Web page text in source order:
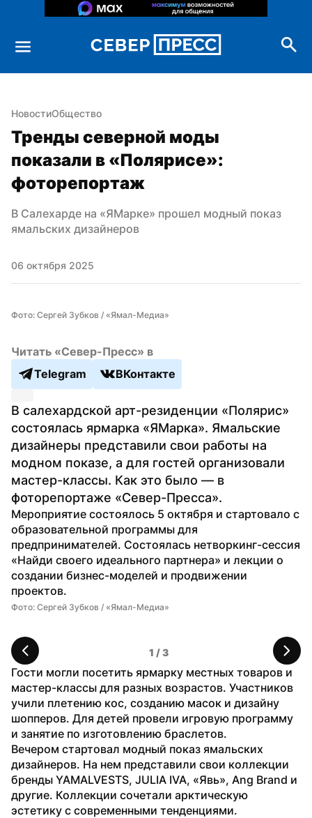
НовостиОбщество
Тренды северной моды
показали в «Полярисе»:
фоторепортаж
В Салехарде на «ЯМарке» прошел модный показ
ямальских дизайнеров
06 октября 2025
Фото: Сергей Зубков / «Ямал-Медиа»
Читать «Север-Пресс» в
Telegram
ВКонтакте
В салехардской арт-резиденции «Полярис»
состоялась ярмарка «ЯМарка». Ямальские
дизайнеры представили свои работы на
модном показе, а для гостей организовали
мастер-классы. Как это было — в
фоторепортаже «Север-Пресса».
Мероприятие состоялось 5 октября и стартовало с
образовательной программы для
предпринимателей. Состоялась нетворкинг-сессия
«Найди своего идеального партнера» и лекции о
создании бизнес-моделей и продвижении
проектов.
1 / 3
Фото: Сергей Зубков / «Ямал-Медиа»
Гости могли посетить ярмарку местных товаров и
мастер-классы для разных возрастов. Участников
учили плетению кос, созданию масок и дизайну
шопперов. Для детей провели игровую программу
и занятие по изготовлению браслетов.
Вечером стартовал модный показ ямальских
дизайнеров. На нем представили свои коллекции
бренды YAMALVESTS, JULIA IVA, «Явь», Ang Brand и
другие. Коллекции сочетали арктическую
эстетику с современными тенденциями.